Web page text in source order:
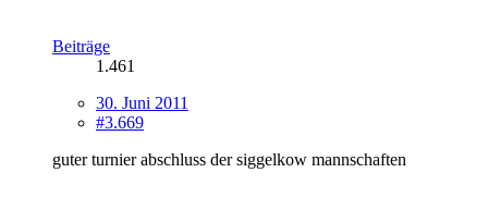
Beiträge
1.461
30. Juni 2011
#3.669
guter turnier abschluss der siggelkow mannschaften